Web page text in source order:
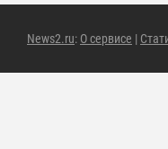
News2.ru: О сервисе |